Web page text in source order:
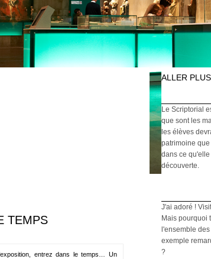
TEMPS
entrez dans le temps… Un
ALLER
Le Scriptorial
que sont les
les élèves
patrimoine
dans ce
découverte.
J'ai adoré !
Mais pourquoi
l'ensemble
exemple
?